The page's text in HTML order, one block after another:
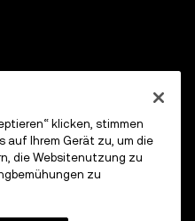
klicken, stimmen
auf Ihrem Gerät zu, um die
die Websitenutzung zu
zu